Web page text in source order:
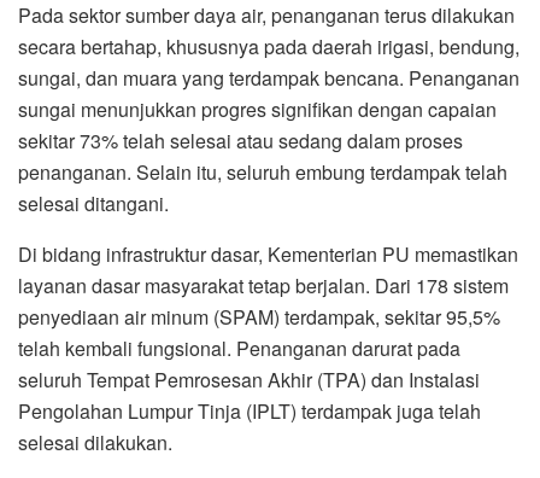
Pada sektor sumber daya air, penanganan terus dilakukan
secara bertahap, khususnya pada daerah irigasi, bendung,
sungai, dan muara yang terdampak bencana. Penanganan
sungai menunjukkan progres signifikan dengan capaian
sekitar 73% telah selesai atau sedang dalam proses
penanganan. Selain itu, seluruh embung terdampak telah
selesai ditangani.
Di bidang infrastruktur dasar, Kementerian PU memastikan
layanan dasar masyarakat tetap berjalan. Dari 178 sistem
penyediaan air minum (SPAM) terdampak, sekitar 95,5%
telah kembali fungsional. Penanganan darurat pada
seluruh Tempat Pemrosesan Akhir (TPA) dan Instalasi
Pengolahan Lumpur Tinja (IPLT) terdampak juga telah
selesai dilakukan.